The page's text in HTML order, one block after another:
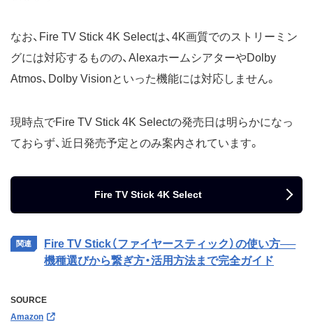
なお、Fire TV Stick 4K Selectは、4K画質でのストリーミン
グには対応するものの、AlexaホームシアターやDolby
Atmos、Dolby Visionといった機能には対応しません。
現時点でFire TV Stick 4K Selectの発売日は明らかになっ
ておらず、近日発売予定とのみ案内されています。
Fire TV Stick 4K Select
Fire TV Stick（ファイヤースティック）の使い方──
機種選びから繋ぎ方・活用方法まで完全ガイド
SOURCE
Amazon